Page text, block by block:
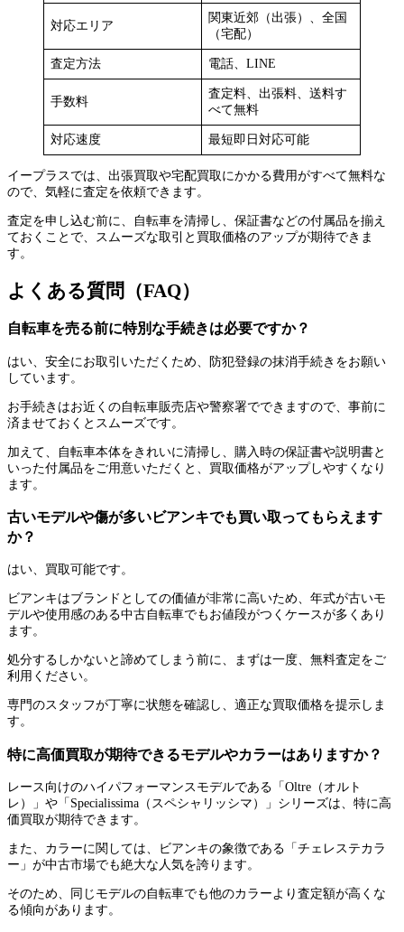
対応エリア
関東近郊（出張）、全国
（宅配）
査定方法 電話、LINE
手数料
査定料、出張料、送料す
べて無料
対応速度 最短即日対応可能
イープラスでは、出張買取や宅配買取にかかる費用がすべて無料な
ので、気軽に査定を依頼できます。
査定を申し込む前に、自転車を清掃し、保証書などの付属品を揃え
ておくことで、スムーズな取引と買取価格のアップが期待できま
す。
よくある質問（FAQ）
自転車を売る前に特別な手続きは必要ですか？
はい、安全にお取引いただくため、防犯登録の抹消手続きをお願い
しています。
お手続きはお近くの自転車販売店や警察署でできますので、事前に
済ませておくとスムーズです。
加えて、自転車本体をきれいに清掃し、購入時の保証書や説明書と
いった付属品をご用意いただくと、買取価格がアップしやすくなり
ます。
古いモデルや傷が多いビアンキでも買い取ってもらえます
か？
はい、買取可能です。
ビアンキはブランドとしての価値が非常に高いため、年式が古いモ
デルや使用感のある中古自転車でもお値段がつくケースが多くあり
ます。
処分するしかないと諦めてしまう前に、まずは一度、無料査定をご
利用ください。
専門のスタッフが丁寧に状態を確認し、適正な買取価格を提示しま
す。
特に高価買取が期待できるモデルやカラーはありますか？
レース向けのハイパフォーマンスモデルである「Oltre（オルト
レ）」や「Specialissima（スペシャリッシマ）」シリーズは、特に高
価買取が期待できます。
また、カラーに関しては、ビアンキの象徴である「チェレステカラ
ー」が中古市場でも絶大な人気を誇ります。
そのため、同じモデルの自転車でも他のカラーより査定額が高くな
る傾向があります。